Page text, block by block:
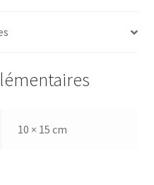
10 × 15 cm